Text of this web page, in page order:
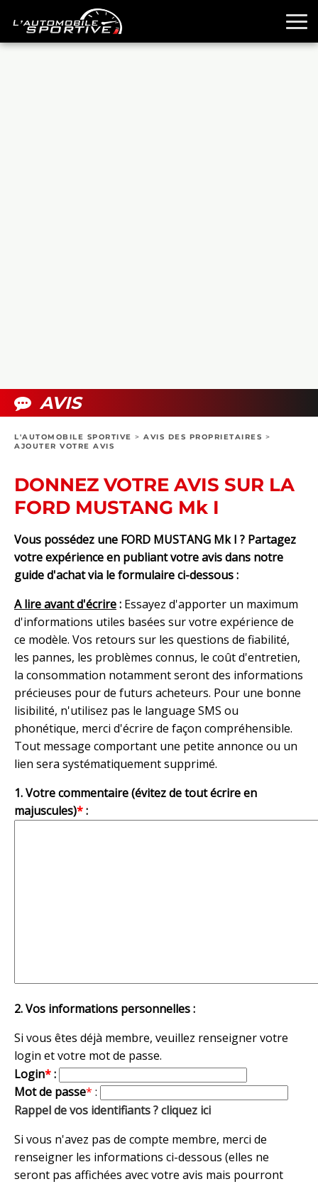
BOUTIQUE
AVIS
L'AUTOMOBILE SPORTIVE > AVIS DES PROPRIETAIRES >
AJOUTER VOTRE AVIS
DONNEZ VOTRE AVIS SUR LA
FORD MUSTANG Mk I
Vous possédez une FORD MUSTANG Mk I ? Partagez
votre expérience en publiant votre avis dans notre
guide d'achat via le formulaire ci-dessous :
A lire avant d'écrire: Essayez d'apporter un maximum
d'informations utiles basées sur votre expérience de
ce modèle. Vos retours sur les questions de fiabilité,
les pannes, les problèmes connus, le coût d'entretien,
la consommation notamment seront des informations
précieuses pour de futurs acheteurs. Pour une bonne
lisibilité, n'utilisez pas le language SMS ou
phonétique, merci d'écrire de façon compréhensible.
Tout message comportant une petite annonce ou un
lien sera systématiquement supprimé.
1. Votre commentaire (évitez de tout écrire en
majuscules)*:
2. Vos informations personnelles :
Si vous êtes déjà membre, veuillez renseigner votre
login et votre mot de passe.
Login*:
Mot de passe* :
Rappel de vos identifiants ? cliquez ici
Si vous n'avez pas de compte membre, merci de
renseigner les informations ci-dessous (elles ne
seront pas affichées avec votre avis mais pourront